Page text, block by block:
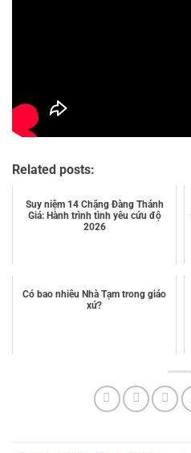
Related posts:
Suy niệm 14 Chặng Đàng Thánh
Giá: Hành trình tình yêu cứu độ
2026
Có bao nhiêu Nhà Tạm trong giáo
xứ?